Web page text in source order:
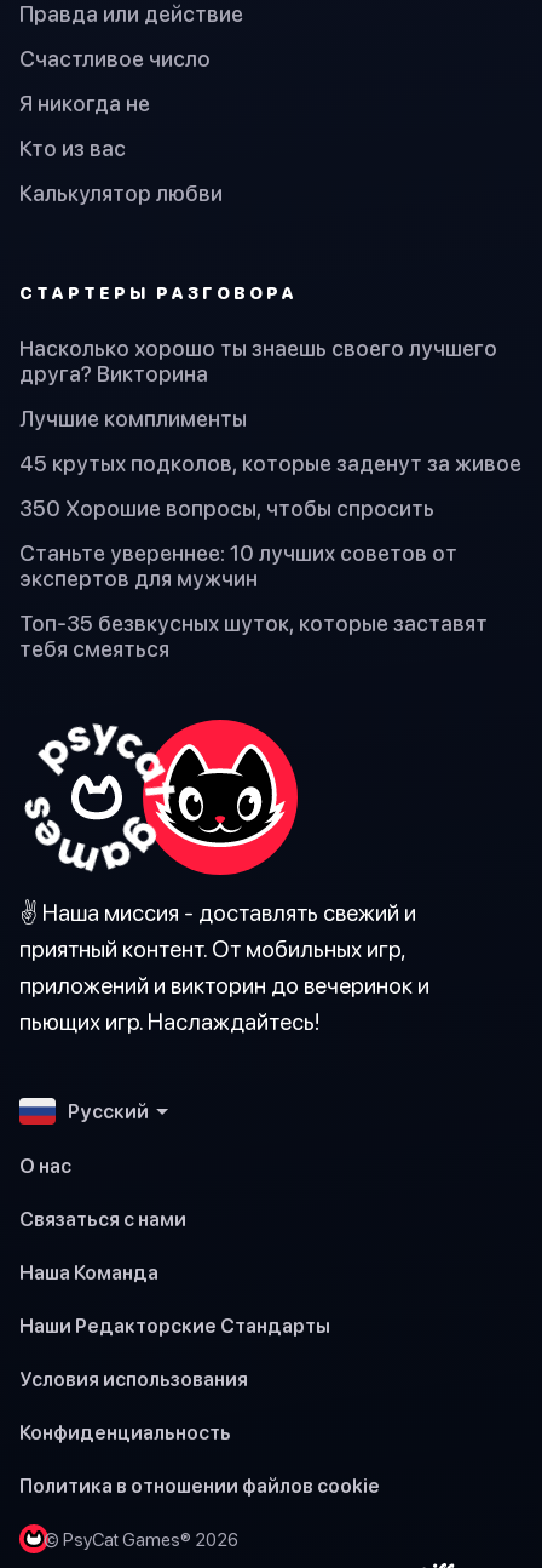
Правда или действие
Счастливое число
Я никогда не
Кто из вас
Калькулятор любви
СТАРТЕРЫ РАЗГОВОРА
Насколько хорошо ты знаешь своего лучшего
друга? Викторина
Лучшие комплименты
45 крутых подколов, которые заденут за живое
350 Хорошие вопросы, чтобы спросить
Станьте увереннее: 10 лучших советов от
экспертов для мужчин
Топ-35 безвкусных шуток, которые заставят
тебя смеяться
✌️ Наша миссия - доставлять свежий и
приятный контент. От мобильных игр,
приложений и викторин до вечеринок и
пьющих игр. Наслаждайтесь!
Pусский
О нас
Связаться с нами
Наша Команда
Наши Редакторские Стандарты
Условия использования
Конфиденциальность
Политика в отношении файлов cookie
© PsyCat Games® 2026